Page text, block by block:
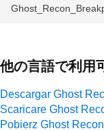
他の言語で利用
Descargar Ghost
Scaricare Ghost
Pobierz Ghost